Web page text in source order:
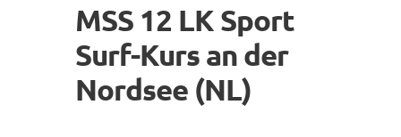
MSS 12 LK Sport
Surf-Kurs an der
Nordsee (NL)